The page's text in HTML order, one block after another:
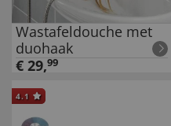
Wastafeldouche met
duohaak
€ 29,99
4.1